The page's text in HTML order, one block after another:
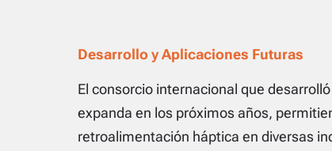
Desarrollo y Aplicaciones Futuras
El consorcio internacional que
expanda en los próximos años,
retroalimentación háptica en diversas